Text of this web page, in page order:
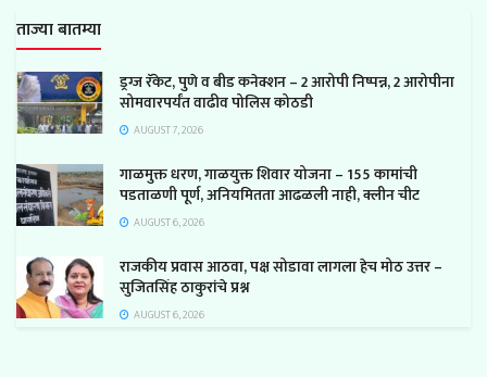
ताज्या बातम्या
ड्रग्ज रॅकेट, पुणे व बीड कनेक्शन – 2 आरोपी निष्पन्न, 2 आरोपीना
सोमवारपर्यंत वाढीव पोलिस कोठडी
AUGUST 7, 2026
गाळमुक्त धरण, गाळयुक्त शिवार योजना – 155 कामांची
पडताळणी पूर्ण, अनियमितता आढळली नाही, क्लीन चीट
AUGUST 6, 2026
राजकीय प्रवास आठवा, पक्ष सोडावा लागला हेच मोठ उत्तर –
सुजितसिंह ठाकुरांचे प्रश्न
AUGUST 6, 2026